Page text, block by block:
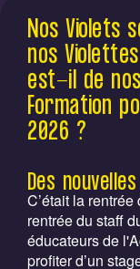
Nos
21 juillet et
Nos Violets
nos
est-il de
Formation
2026 ?
Des
C’était la
rentrée du staff
éducateurs de
profiter d’un